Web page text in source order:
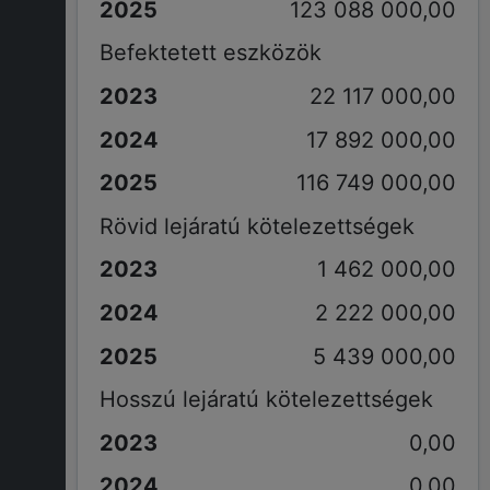
123 088 000,00
Befektetett eszközök
22 117 000,00
17 892 000,00
116 749 000,00
Rövid lejáratú kötelezettségek
1 462 000,00
2 222 000,00
5 439 000,00
Hosszú lejáratú kötelezettségek
0,00